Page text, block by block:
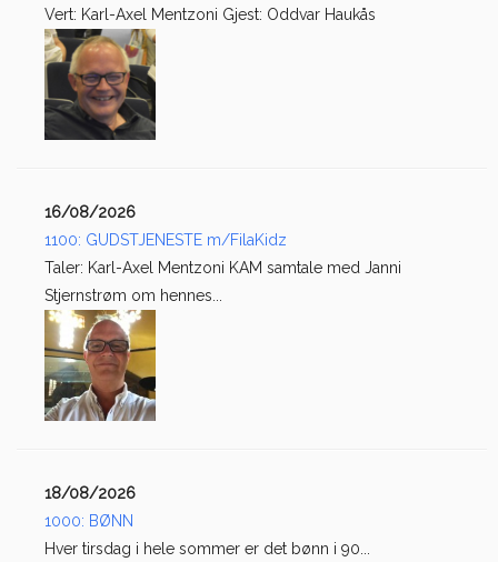
Vert: Karl-Axel Mentzoni Gjest: Oddvar Haukås
16/08/2026
1100: GUDSTJENESTE m/FilaKidz
Taler: Karl-Axel Mentzoni KAM samtale med Janni
Stjernstrøm om hennes...
18/08/2026
1000: BØNN
Hver tirsdag i hele sommer er det bønn i 90...